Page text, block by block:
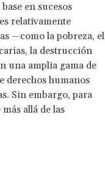
en sucesos
relativamente
—como la pobreza, el
la destrucción
una amplia gama de
derechos humanos
Sin embargo, para
allá de las